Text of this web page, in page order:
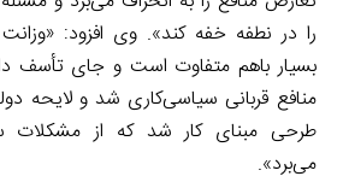
را در نطفه خفه کند». وی افزود:
بسیار باهم متفاوت است و جای تأسف
منافع قربانی سیاسی‌کاری شد و لایحه
طرحی مبنای کار شد که از مشکلات
می‌برد».